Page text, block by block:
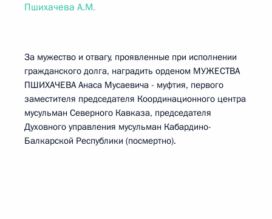
Пшихачева А.М.
За мужество и отвагу, проявленные при исполнении
гражданского долга, наградить орденом МУЖЕСТВА
ПШИХАЧЕВА Анаса Мусаевича - муфтия, первого
заместителя председателя Координационного центра
мусульман Северного Кавказа, председателя
Духовного управления мусульман Кабардино-
Балкарской Республики (посмертно).